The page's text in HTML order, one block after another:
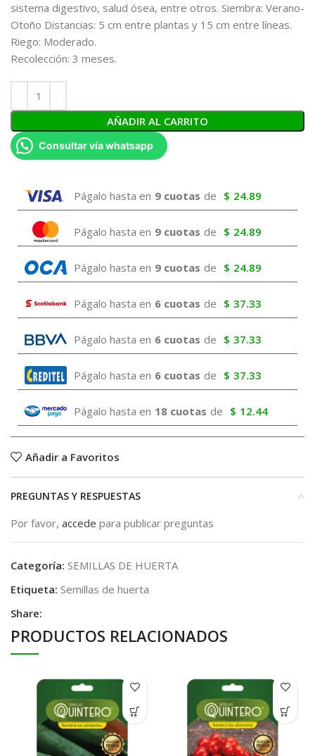
sistema digestivo, salud ósea, entre otros. Siembra: Verano-
Otoño Distancias: 5 cm entre plantas y 15 cm entre líneas.
Riego: Moderado.
Recolección: 3 meses.
AÑADIR AL CARRITO
Consultar vía whatsapp
Págalo hasta en 9 cuotas de $ 24.89
Págalo hasta en 9 cuotas de $ 24.89
Págalo hasta en 9 cuotas de $ 24.89
Págalo hasta en 6 cuotas de $ 37.33
Págalo hasta en 6 cuotas de $ 37.33
Págalo hasta en 6 cuotas de $ 37.33
Págalo hasta en 18 cuotas de $ 12.44
Añadir a Favoritos
PREGUNTAS Y RESPUESTAS
Por favor, accede para publicar preguntas
Categoría: SEMILLAS DE HUERTA
Etiqueta: Semillas de huerta
Share:
PRODUCTOS RELACIONADOS